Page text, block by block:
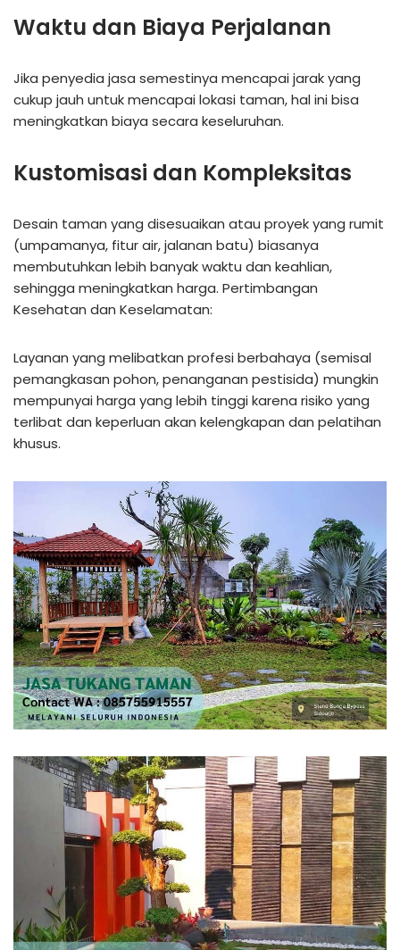
Waktu dan Biaya Perjalanan
Jika penyedia jasa semestinya mencapai jarak yang
cukup jauh untuk mencapai lokasi taman, hal ini bisa
meningkatkan biaya secara keseluruhan.
Kustomisasi dan Kompleksitas
Desain taman yang disesuaikan atau proyek yang rumit
(umpamanya, fitur air, jalanan batu) biasanya
membutuhkan lebih banyak waktu dan keahlian,
sehingga meningkatkan harga. Pertimbangan
Kesehatan dan Keselamatan:
Layanan yang melibatkan profesi berbahaya (semisal
pemangkasan pohon, penanganan pestisida) mungkin
mempunyai harga yang lebih tinggi karena risiko yang
terlibat dan keperluan akan kelengkapan dan pelatihan
khusus.